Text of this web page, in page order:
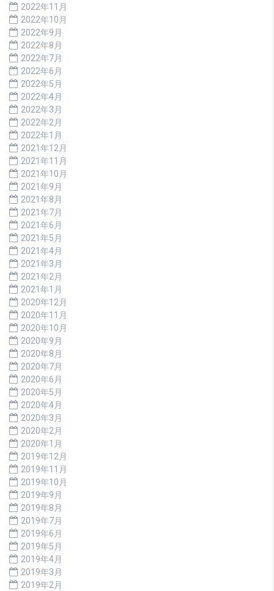
2022年11月
2022年10月
2022年9月
2022年8月
2022年7月
2022年6月
2022年5月
2022年4月
2022年3月
2022年2月
2022年1月
2021年12月
2021年11月
2021年10月
2021年9月
2021年8月
2021年7月
2021年6月
2021年5月
2021年4月
2021年3月
2021年2月
2021年1月
2020年12月
2020年11月
2020年10月
2020年9月
2020年8月
2020年7月
2020年6月
2020年5月
2020年4月
2020年3月
2020年2月
2020年1月
2019年12月
2019年11月
2019年10月
2019年9月
2019年8月
2019年7月
2019年6月
2019年5月
2019年4月
2019年3月
2019年2月